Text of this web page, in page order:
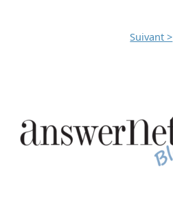
Suivant >